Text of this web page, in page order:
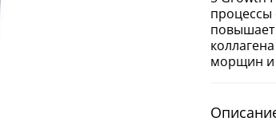
процессы
повышает
морщин и